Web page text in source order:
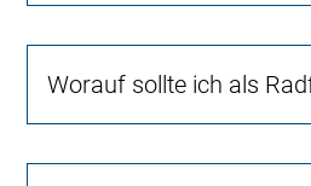
Worauf sollte ich als